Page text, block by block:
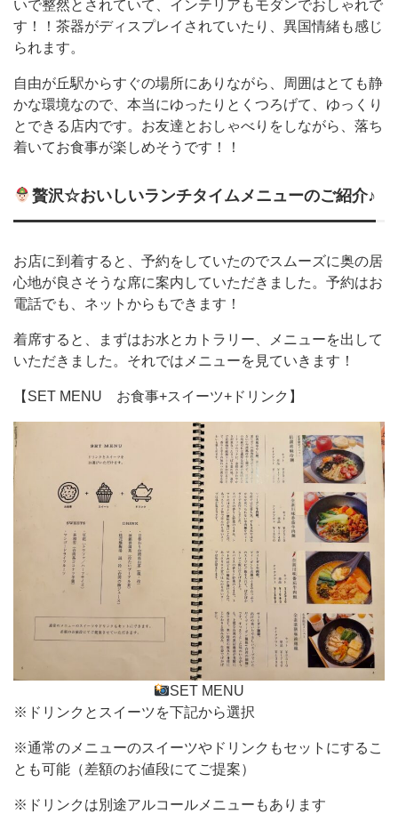
いで整然とされていて、インテリアもモダンでおしゃれで
す！！茶器がディスプレイされていたり、異国情緒も感じ
られます。
自由が丘駅からすぐの場所にありながら、周囲はとても静
かな環境なので、本当にゆったりとくつろげて、ゆっくり
とできる店内です。お友達とおしゃべりをしながら、落ち
着いてお食事が楽しめそうです！！
贅沢☆おいしいランチタイムメニューのご紹介♪
お店に到着すると、予約をしていたのでスムーズに奥の居
心地が良さそうな席に案内していただきました。予約はお
電話でも、ネットからもできます！
着席すると、まずはお水とカトラリー、メニューを出して
いただきました。それではメニューを見ていきます！
【SET MENU お食事+スイーツ+ドリンク】
SET MENU
※ドリンクとスイーツを下記から選択
※通常のメニューのスイーツやドリンクもセットにするこ
とも可能（差額のお値段にてご提案）
※ドリンクは別途アルコールメニューもあります